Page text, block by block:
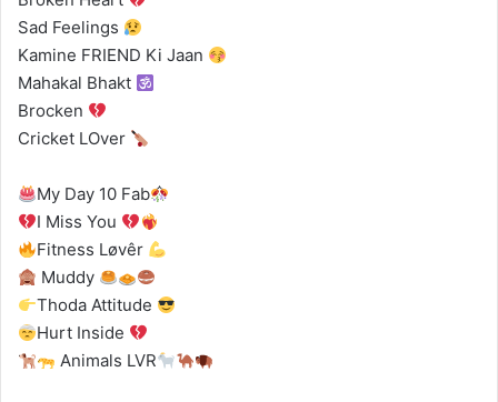
Sad Feelings
Kamine FRIEND Ki Jaan
Mahakal Bhakt
Brocken
Cricket LOver
My Day 10 Fab
I Miss You
Fitness Løvêr
Muddy
Thoda Attitude
Hurt Inside
Animals LVR